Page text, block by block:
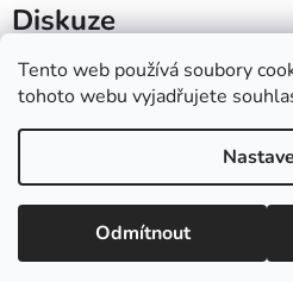
Tento web používá soubory
tohoto webu vyjadřujete
Odmítnout
Diskuze
Ecolove.cz Obchodní
Vytvořil
Copyright 2026Eco Love
.
Upravit